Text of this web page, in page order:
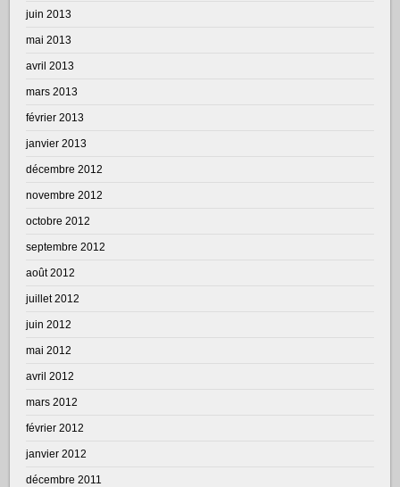
juin 2013
mai 2013
avril 2013
mars 2013
février 2013
janvier 2013
décembre 2012
novembre 2012
octobre 2012
septembre 2012
août 2012
juillet 2012
juin 2012
mai 2012
avril 2012
mars 2012
février 2012
janvier 2012
décembre 2011